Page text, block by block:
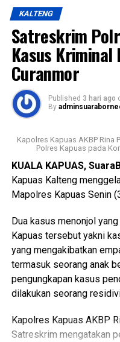
(P3APPKB) Dinas Sosial
Timur Pemdes serta
Menurutnya kunjungan
perhatian pemerintah
tergolong rentan
transformasi Posyandu
pada pelayanan
mencakup enam bidang
Ia mengatakan
Bidang SPM
dari pemerintah daerah
desa tenaga kesehatan
“Oleh karena itu sinergi
berbagai persoalan
sejak dini serta ditangani
Lebih lanjut ia
Pembina Posyandu
koordinasi.
KALTENG
Satreskrim
Kasus Kriminal
Curanmor
Published 3 hari ago
By
Kapolres Kapuas AKBP Rina
Polres Kapuas pada
KUALA KAPUAS,
Kapuas Kalteng
Mapolres Kapuas Senin
Dua kasus menonjol
Kapuas tersebut yakni
yang mengakibatkan
termasuk seorang anak
pengungkapan kasus
dilakukan seorang
Kapolres Kapuas AKBP
Satreskrim mengatakan